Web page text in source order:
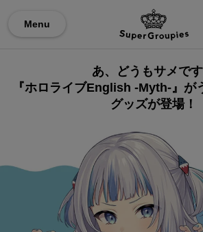
Menu
あ、どうもサメです
『ホロライブEnglish -Myth-』が
グッズが登場！